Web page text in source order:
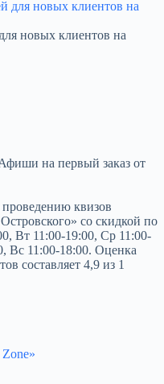
новых клиентов на
на первый заказ от
квизов
со скидкой по
Вт 11:00-19:00, Ср 11:00-
Вс 11:00-18:00. Оценка
составляет 4,9 из 1